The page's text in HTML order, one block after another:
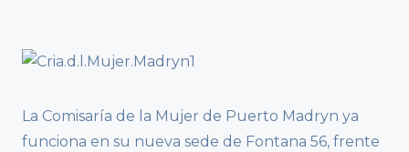
La Comisaría de la Mujer de Puerto Madryn ya
funciona en su nueva sede de Fontana 56, frente